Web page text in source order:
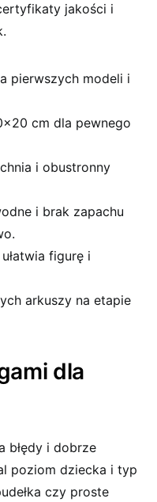
jakości i
pierwszych modeli i
cm dla pewnego
i obustronny
i brak zapachu
figurę i
arkuszy na etapie
dla
błędy i dobrze
poziom dziecka i typ
czy proste